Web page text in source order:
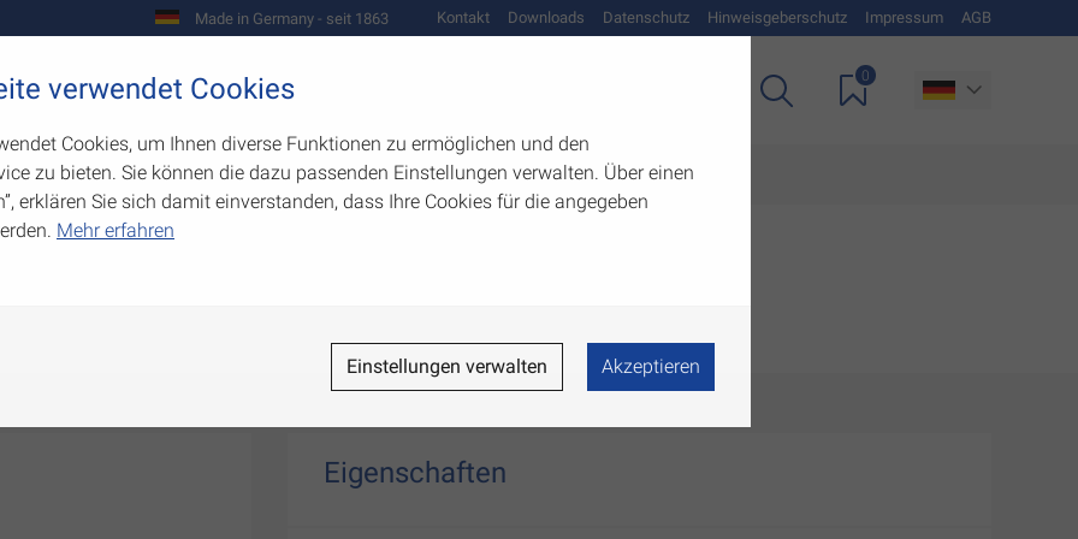
Made in Germany - seit 1863 Kontakt Downloads Datenschutz Hinweisgeberschutz Impressum AGB
Werkzeugbau
0
Eigenschaften
verwendet Cookies
Cookies, um Ihnen diverse Funktionen zu ermöglichen und den
zu bieten. Sie können die dazu passenden Einstellungen verwalten. Über einen
erklären Sie sich damit einverstanden, dass Ihre Cookies für die angegeben
Mehr erfahren
Einstellungen verwalten Akzeptieren